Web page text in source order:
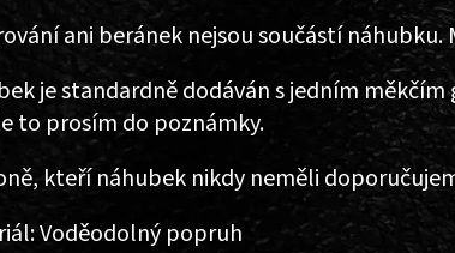
ani beránek nejsou součástí náhubku.
je standardně dodáván s jedním
to prosím do poznámky.
kteří náhubek nikdy neměli
Voděodolný popruh